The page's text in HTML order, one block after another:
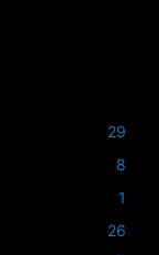
29
8
1
26